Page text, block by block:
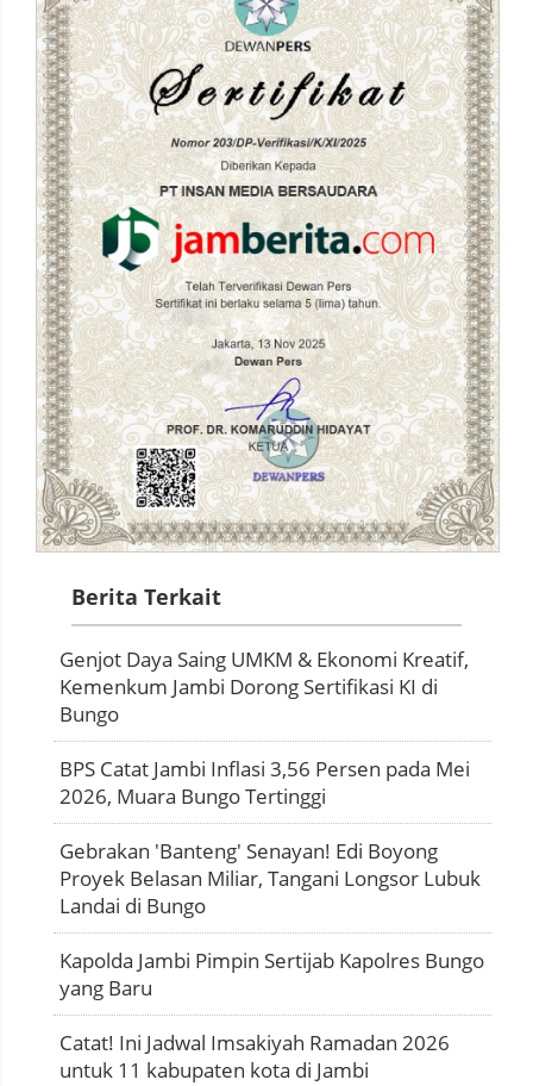
Berita Terkait
Genjot Daya Saing UMKM & Ekonomi Kreatif,
Kemenkum Jambi Dorong Sertifikasi KI di
Bungo
BPS Catat Jambi Inflasi 3,56 Persen pada Mei
2026, Muara Bungo Tertinggi
Gebrakan 'Banteng' Senayan! Edi Boyong
Proyek Belasan Miliar, Tangani Longsor Lubuk
Landai di Bungo
Kapolda Jambi Pimpin Sertijab Kapolres Bungo
yang Baru
Catat! Ini Jadwal Imsakiyah Ramadan 2026
untuk 11 kabupaten kota di Jambi